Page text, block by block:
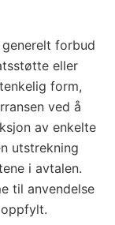
forbud
eller
form,
ved å
av enkelte
utstrekning
i avtalen.
til anvendelse